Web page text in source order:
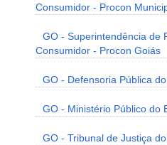
Consumidor - Procon
GO - Superintendência de
Consumidor - Procon Goiás
GO - Defensoria Pública
GO - Ministério Público do
GO - Tribunal de Justiça